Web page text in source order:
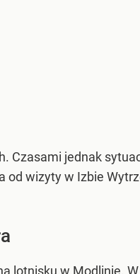
Czasami jednak
od wizyty w Izbie
lotnisku w Modlinie.